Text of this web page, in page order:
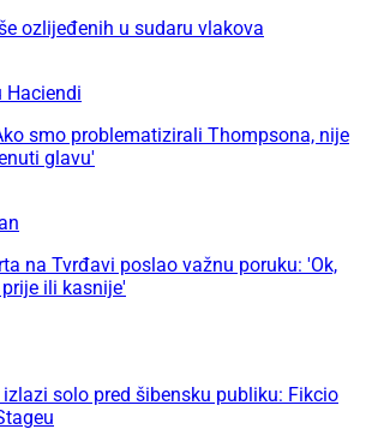
ozlijeđenih u sudaru vlakova
Haciendi
smo problematizirali Thompsona, nije
glavu'
na Tvrđavi poslao važnu poruku: 'Ok,
ili kasnije'
izlazi solo pred šibensku publiku: Fikcio